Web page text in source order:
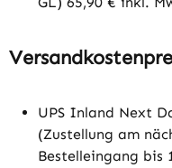
UPS Inland Next
(Zustellung am
Bestelleingang bis